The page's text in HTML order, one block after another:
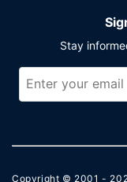
Stay
Copyright © 2001 -